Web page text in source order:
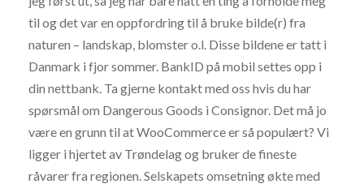
til og det var en oppfordring til å bruke bilde(r) fra
naturen – landskap, blomster o.l. Disse bildene er tatt i
Danmark i fjor sommer. BankID på mobil settes opp i
din nettbank. Ta gjerne kontakt med oss hvis du har
spørsmål om Dangerous Goods i Consignor. Det må jo
være en grunn til at WooCommerce er så populært? Vi
ligger i hjertet av Trøndelag og bruker de fineste
råvarer fra regionen. Selskapets omsetning økte med